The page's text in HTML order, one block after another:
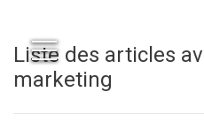
Liste des articles
marketing